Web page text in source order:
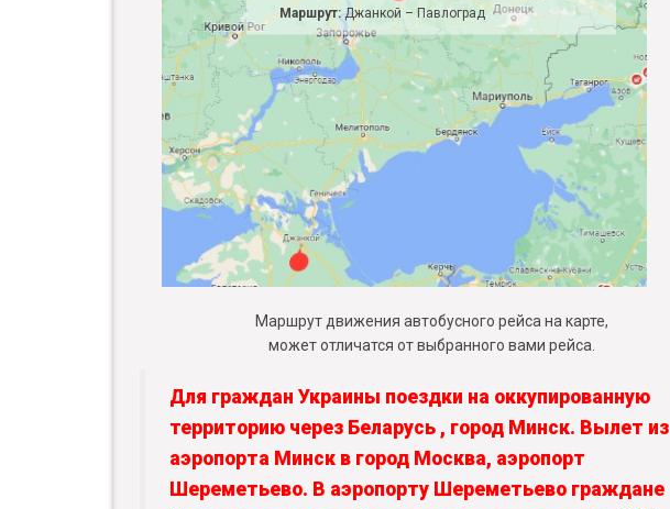
Маршрут:Джанкой – Павлоград
Маршрут движения автобусного рейса на карте,
может отличатся от выбранного вами рейса.
Для граждан Украины поездки на оккупированную
территорию через Беларусь , город Минск. Вылет из
аэропорта Минск в город Москва, аэропорт
Шереметьево. В аэропорту Шереметьево граждане